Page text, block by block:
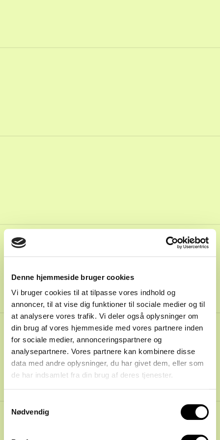
Denne hjemmeside bruger cookies
Vi bruger cookies til at tilpasse vores indhold og
annoncer, til at vise dig funktioner til sociale medier og til
at analysere vores trafik. Vi deler også oplysninger om
din brug af vores hjemmeside med vores partnere inden
for sociale medier, annonceringspartnere og
analysepartnere. Vores partnere kan kombinere disse
data med andre oplysninger, du har givet dem, eller som
de har indsamlet fra din brug af deres tjenester.
Nødvendig
30
Spiller til Spiller 30.11.2022
79:Det skal du vide om